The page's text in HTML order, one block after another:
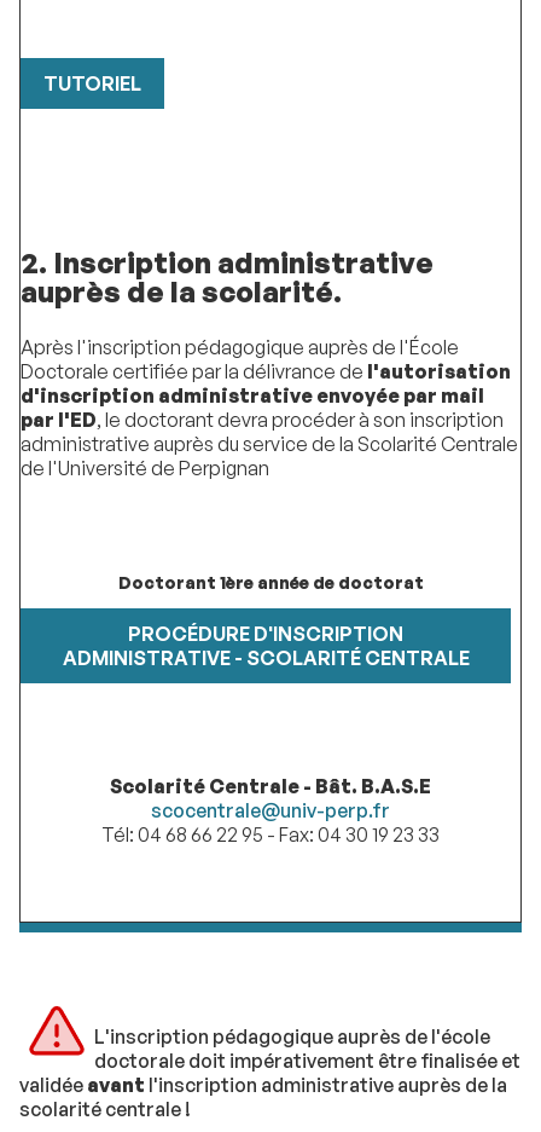
TUTORIEL
2. Inscription administrative
auprès de la scolarité.
Après l'inscription pédagogique auprès de l'École
Doctorale certifiée par la délivrance de l'autorisation
d'inscription administrative envoyée par mail
par l'ED, le doctorant devra procéder à son inscription
administrative auprès du service de la Scolarité Centrale
de l'Université de Perpignan
Doctorant 1ère année de doctorat
PROCÉDURE D'INSCRIPTION
ADMINISTRATIVE - SCOLARITÉ CENTRALE
Scolarité Centrale - Bât. B.A.S.E
scocentrale@univ-perp.fr
Tél: 04 68 66 22 95 - Fax: 04 30 19 23 33
L'inscription pédagogique auprès de l'école
doctorale doit impérativement être finalisée et
validée avant l'inscription administrative auprès de la
scolarité centrale !